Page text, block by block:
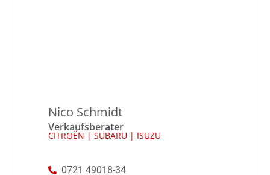
Nico Schmidt
Verkaufsberater
CITROËN | SUBARU | ISUZU
0721 49018-34